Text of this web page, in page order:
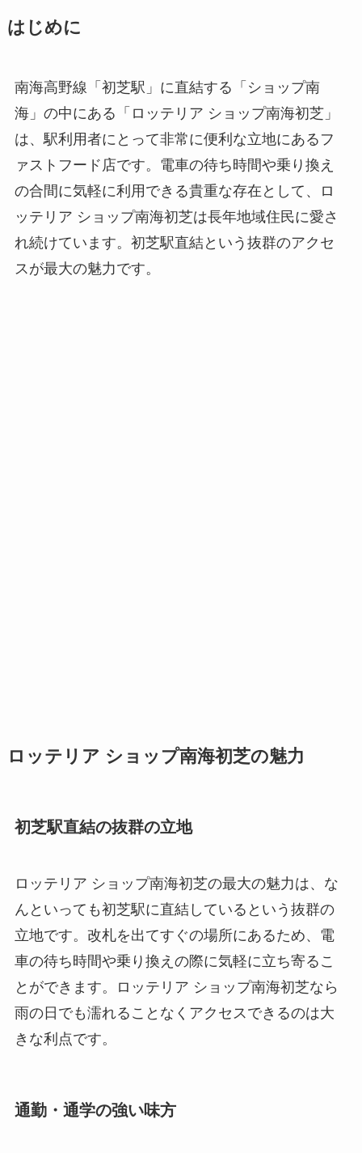
はじめに
南海高野線「初芝駅」に直結する「ショップ南
海」の中にある「ロッテリア ショップ南海初芝」
は、駅利用者にとって非常に便利な立地にあるフ
ァストフード店です。電車の待ち時間や乗り換え
の合間に気軽に利用できる貴重な存在として、ロ
ッテリア ショップ南海初芝は長年地域住民に愛さ
れ続けています。初芝駅直結という抜群のアクセ
スが最大の魅力です。
ロッテリア ショップ南海初芝の魅力
初芝駅直結の抜群の立地
ロッテリア ショップ南海初芝の最大の魅力は、な
んといっても初芝駅に直結しているという抜群の
立地です。改札を出てすぐの場所にあるため、電
車の待ち時間や乗り換えの際に気軽に立ち寄るこ
とができます。ロッテリア ショップ南海初芝なら
雨の日でも濡れることなくアクセスできるのは大
きな利点です。
通勤・通学の強い味方